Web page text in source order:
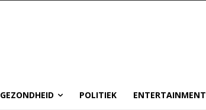
GEZONDHEID POLITIEK ENTERTAINMENT